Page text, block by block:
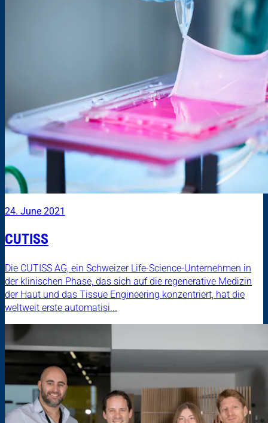
24. June 2021
CUTISS
Die CUTISS AG, ein Schweizer Life-Science-Unternehmen in
der klinischen Phase, das sich auf die regenerative Medizin
der Haut und das Tissue Engineering konzentriert, hat die
weltweit erste automatisi...